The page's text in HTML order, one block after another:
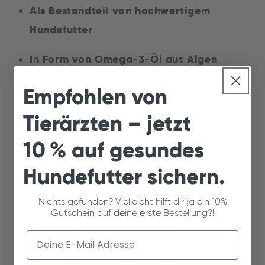
Als Bestandteil von hochwertigem
Hundefutter
In Form von Omega-3-Öl aus Algen
Als Nahrungsergänzung in Pulver- oder
Kapselform
4. Gibt es Risiken oder Nebenwirkungen?
Schizochytrium-Mikroalge ist allgemein
gut verträglich. Dennoch gilt es, einige
Aspekte zu beachten:
Richtige Dosierung beachten: Eine
Überdosierung kann zu
Empfohlen von
Tierärzten – jetzt
10 % auf gesundes
Hundefutter sichern.
Nichts gefunden? Vielleicht hilft dir ja ein 10%
Gutschein auf deine erste Bestellung?!
Email